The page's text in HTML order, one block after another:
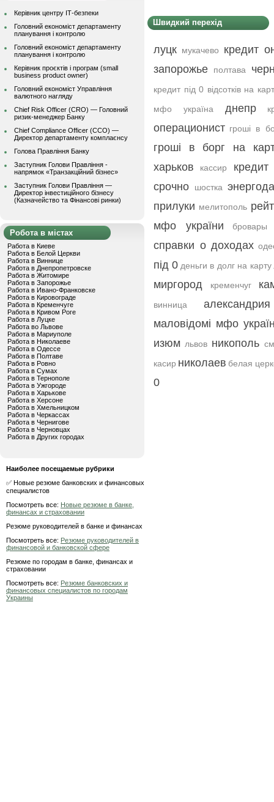
Керівник центру ІТ-безпеки
Головний економіст департаменту
планування і контролю
Головний економіст департаменту
планування і контролю
Керівник проєктів і програм (small
business product owner)
Головний економіст Управління
валютного нагляду
Chief Risk Officer (CRO) — Головний
ризик-менеджер Банку
Chief Compliance Officer (CCO) —
Директор департаменту комплаєнсу
Голова Правління Банку
Заступник Голови Правління -
напрямок «Транзакційний бізнес»
Заступник Голови Правління —
Директор інвестиційного бізнесу
(Казначейство та Фінансові ринки)
Робота в містах
Работа в Киеве
Работа в Белой Церкви
Работа в Виннице
Работа в Днепропетровске
Работа в Житомире
Работа в Запорожье
Работа в Ивано-Франковске
Работа в Кировограде
Работа в Кременчуге
Работа в Кривом Роге
Работа в Луцке
Работа во Львове
Работа в Мариуполе
Работа в Николаеве
Работа в Одессе
Работа в Полтаве
Работа в Ровно
Работа в Сумах
Работа в Тернополе
Работа в Ужгороде
Работа в Харькове
Работа в Херсоне
Работа в Хмельницком
Работа в Черкассах
Работа в Чернигове
Работа в Черновцах
Работа в Других городах
Наиболее посещаемые рубрики
✅ Новые резюме банковских и финансовых
специалистов
Посмотреть все: Новые резюме в банке,
финансах и страховании
Резюме руководителей в банке и финансах
Посмотреть все: Резюме руководителей в
финансовой и банковской сфере
Резюме по городам в банке, финансах и
страховании
Посмотреть все: Резюме банковских и
финансовых специалистов по городам
Украины
Швидкий перехід
луцк мукачево
кредит
запорожье
полтава
кредит під 0 відсотків на
мфо україна
днепр
операционист гроші в
гроші в борг на
харьков
кассир
срочно
шостка
прилуки мелитополь
мфо україни
бровары
справки о доходах
під 0 деньги в долг на карту
миргород
кременчуг
винница
александрия
маловідомі мфо
изюм львов никополь
касир николаев белая
0